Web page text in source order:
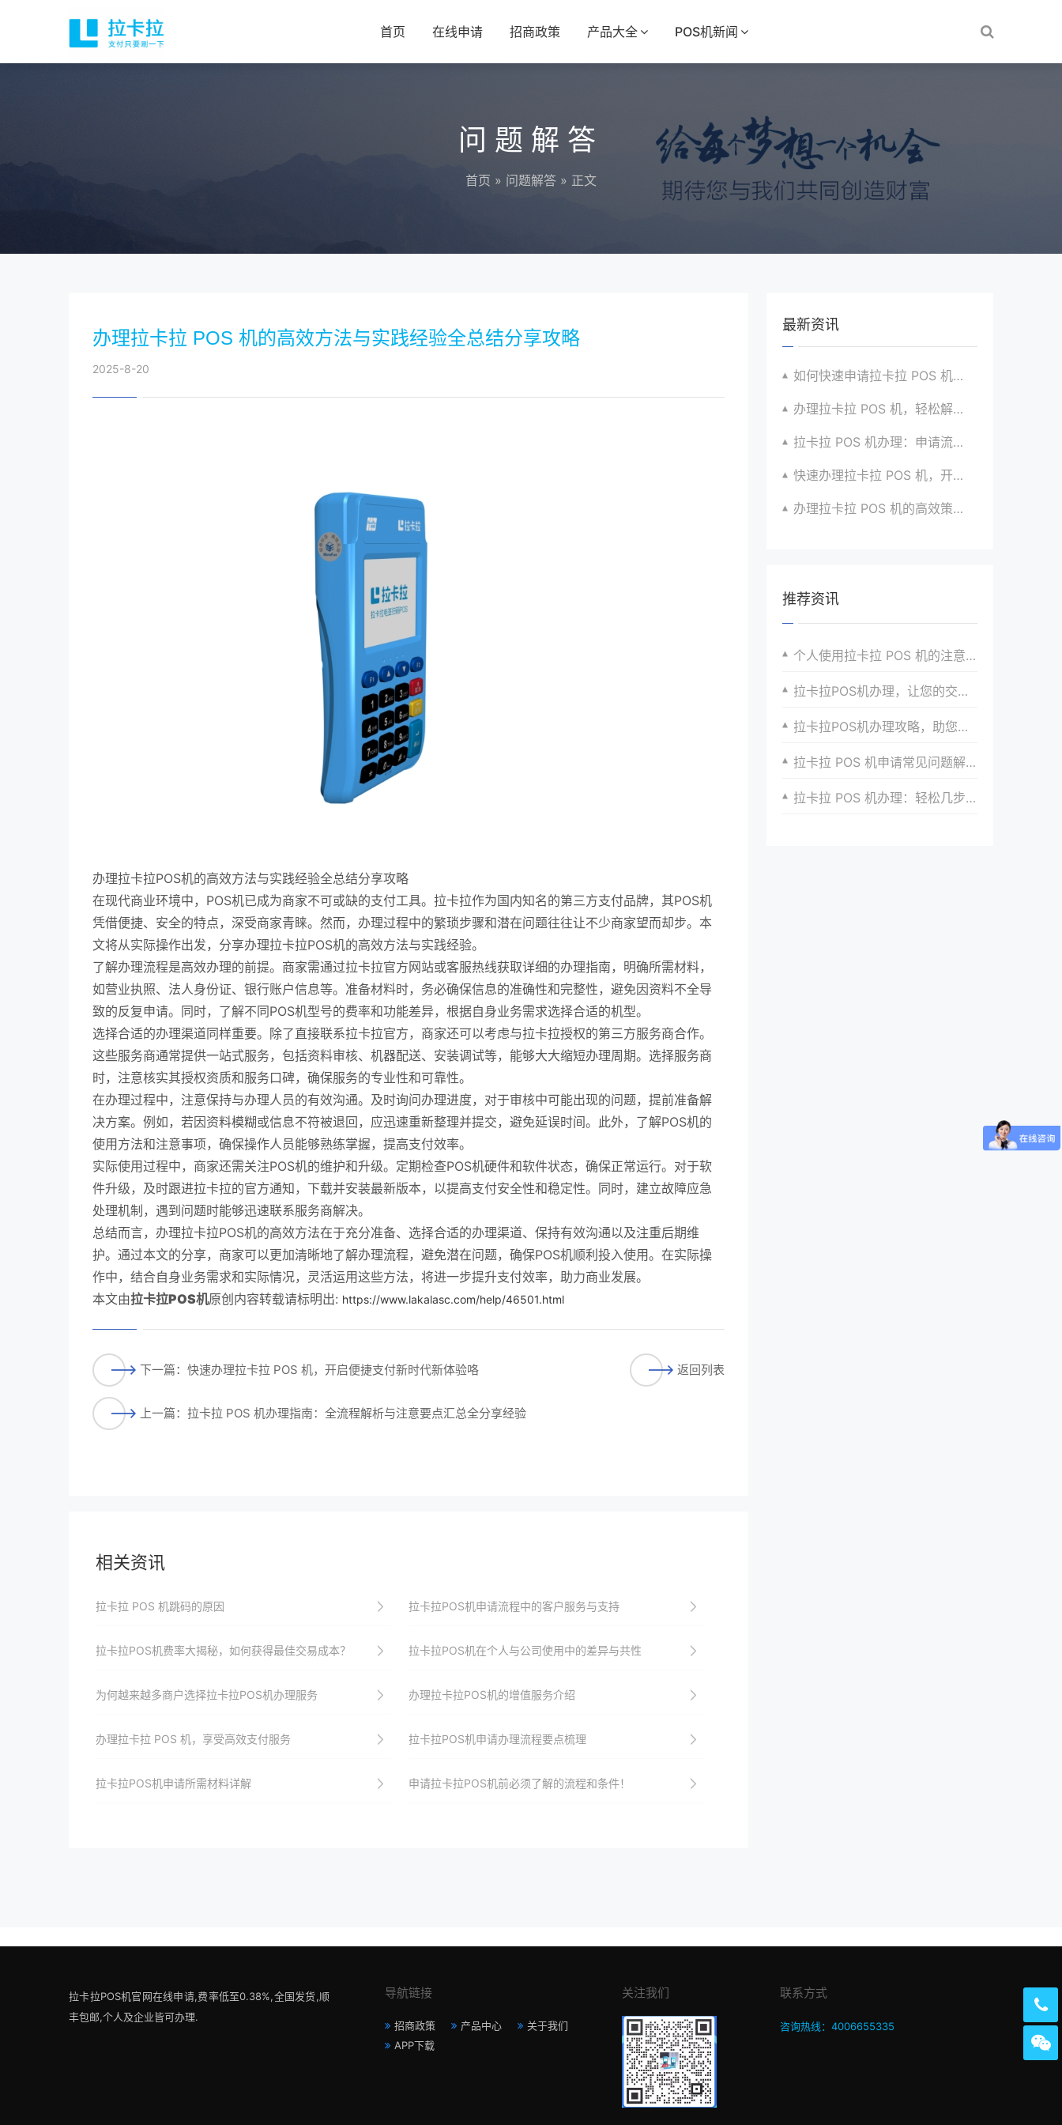
首页 在线申请 招商政策 产品大全 POS机新闻
问题解答
首页 » 问题解答 » 正文
办理拉卡拉 POS 机的高效方法与实践经验全总结分享攻略
2025-8-20
办理拉卡拉POS机的高效方法与实践经验全总结分享攻略
在现代商业环境中，POS机已成为商家不可或缺的支付工具。拉卡拉作为国内知名的第三方支付品牌，其POS机
凭借便捷、安全的特点，深受商家青睐。然而，办理过程中的繁琐步骤和潜在问题往往让不少商家望而却步。本
文将从实际操作出发，分享办理拉卡拉POS机的高效方法与实践经验。
了解办理流程是高效办理的前提。商家需通过拉卡拉官方网站或客服热线获取详细的办理指南，明确所需材料，
如营业执照、法人身份证、银行账户信息等。准备材料时，务必确保信息的准确性和完整性，避免因资料不全导
致的反复申请。同时，了解不同POS机型号的费率和功能差异，根据自身业务需求选择合适的机型。
选择合适的办理渠道同样重要。除了直接联系拉卡拉官方，商家还可以考虑与拉卡拉授权的第三方服务商合作。
这些服务商通常提供一站式服务，包括资料审核、机器配送、安装调试等，能够大大缩短办理周期。选择服务商
时，注意核实其授权资质和服务口碑，确保服务的专业性和可靠性。
在办理过程中，注意保持与办理人员的有效沟通。及时询问办理进度，对于审核中可能出现的问题，提前准备解
决方案。例如，若因资料模糊或信息不符被退回，应迅速重新整理并提交，避免延误时间。此外，了解POS机的
使用方法和注意事项，确保操作人员能够熟练掌握，提高支付效率。
实际使用过程中，商家还需关注POS机的维护和升级。定期检查POS机硬件和软件状态，确保正常运行。对于软
件升级，及时跟进拉卡拉的官方通知，下载并安装最新版本，以提高支付安全性和稳定性。同时，建立故障应急
处理机制，遇到问题时能够迅速联系服务商解决。
总结而言，办理拉卡拉POS机的高效方法在于充分准备、选择合适的办理渠道、保持有效沟通以及注重后期维
护。通过本文的分享，商家可以更加清晰地了解办理流程，避免潜在问题，确保POS机顺利投入使用。在实际操
作中，结合自身业务需求和实际情况，灵活运用这些方法，将进一步提升支付效率，助力商业发展。
本文由拉卡拉POS机原创内容转载请标明出: https://www.lakalasc.com/help/46501.html
下一篇：快速办理拉卡拉 POS 机，开启便捷支付新时代新体验咯
上一篇：拉卡拉 POS 机办理指南：全流程解析与注意要点汇总全分享经验
返回列表
相关资讯
拉卡拉 POS 机跳码的原因 拉卡拉POS机申请流程中的客户服务与支持
拉卡拉POS机费率大揭秘，如何获得最佳交易成本？ 拉卡拉POS机在个人与公司使用中的差异与共性
为何越来越多商户选择拉卡拉POS机办理服务 办理拉卡拉POS机的增值服务介绍
办理拉卡拉 POS 机，享受高效支付服务 拉卡拉POS机申请办理流程要点梳理
拉卡拉POS机申请所需材料详解 申请拉卡拉POS机前必须了解的流程和条件！
最新资讯
如何快速申请拉卡拉 POS 机？经验分享超有用
办理拉卡拉 POS 机，轻松解决收款难题的办法
拉卡拉 POS 机办理：申请流程简化版来袭
快速办理拉卡拉 POS 机，开启便捷收款之旅啦
办理拉卡拉 POS 机的高效策略与方法全分享
推荐资讯
个人使用拉卡拉 POS 机的注意事项
拉卡拉POS机办理，让您的交易更加安全可靠
拉卡拉POS机办理攻略，助您迅速提高企业形象
拉卡拉 POS 机申请常见问题解答
拉卡拉 POS 机办理：轻松几步，搞定便捷支付设备工具
拉卡拉POS机官网在线申请,费率低至0.38%,全国发货,顺
丰包邮,个人及企业皆可办理.
导航链接
招商政策 产品中心
关于我们
APP下载
关注我们 联系方式
咨询热线：4006655335